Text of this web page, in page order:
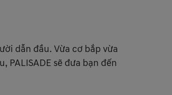
dẫn đầu. Vừa cơ bắp vừa
sẽ đưa bạn đến